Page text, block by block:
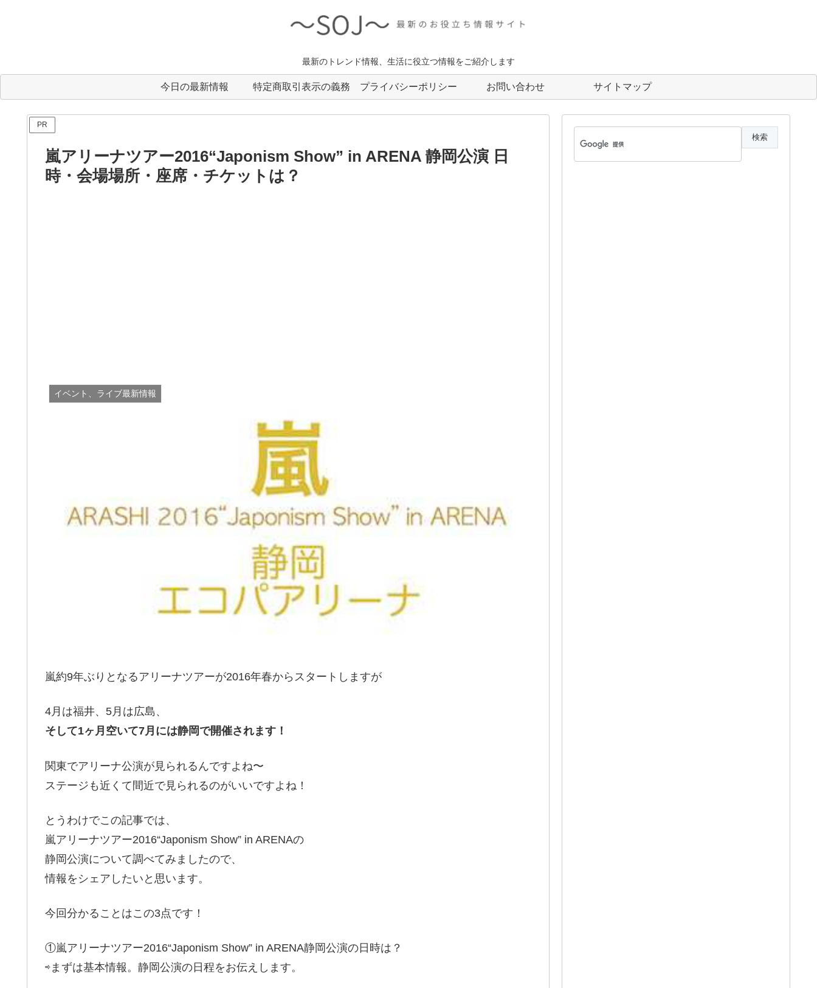
最新のトレンド情報、生活に役立つ情報をご紹介します
今日の最新情報 特定商取引表示の義務 プライバシーポリシー お問い合わせ サイトマップ
PR
嵐アリーナツアー2016“Japonism Show” in ARENA 静岡公演 日
時・会場場所・座席・チケットは？
イベント、ライブ最新情報
嵐約9年ぶりとなるアリーナツアーが2016年春からスタートしますが
4月は福井、5月は広島、
そして1ヶ月空いて7月には静岡で開催されます！
関東でアリーナ公演が見られるんですよね〜
ステージも近くて間近で見られるのがいいですよね！
とうわけでこの記事では、
嵐アリーナツアー2016“Japonism Show” in ARENAの
静岡公演について調べてみましたので、
情報をシェアしたいと思います。
今回分かることはこの3点です！
①嵐アリーナツアー2016“Japonism Show” in ARENA静岡公演の日時は？
⇨まずは基本情報。静岡公演の日程をお伝えします。